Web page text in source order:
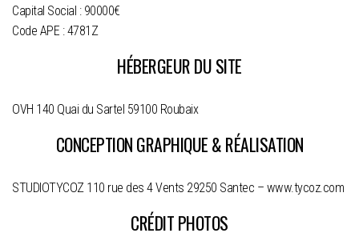
Capital Social : 90000€
Code APE : 4781Z
HÉBERGEUR DU SITE
OVH 140 Quai du Sartel 59100 Roubaix
CONCEPTION GRAPHIQUE & RÉALISATION
STUDIOTYCOZ 110 rue des 4 Vents 29250 Santec – www.tycoz.com
CRÉDIT PHOTOS